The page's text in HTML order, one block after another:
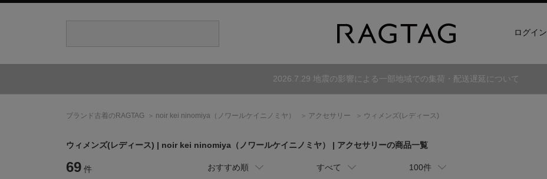
ログイン
2026.7.29 地震の影響による一部地域での集荷・配送遅延について
ブランド古着のRAGTAG noir kei ninomiya （ノワールケイニノミヤ） アクセサリー ウィメンズ(レディース)
ウィメンズ(レディース) | noir kei ninomiya （ノワールケイニノミヤ） | アクセサリーの商品一覧
69 件 おすすめ順 すべて 100件